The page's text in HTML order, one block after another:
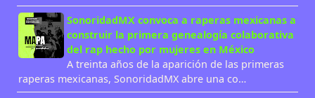
SonoridadMX convoca a raperas mexicanas a
construir la primera genealogía colaborativa
del rap hecho por mujeres en México
A treinta años de la aparición de las primeras
raperas mexicanas, SonoridadMX abre una co…